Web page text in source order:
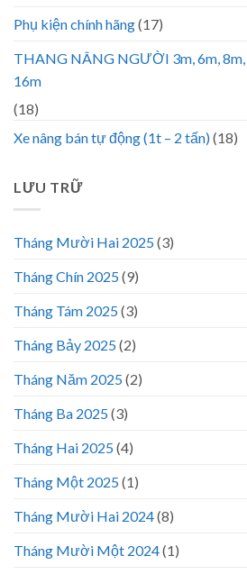
Phụ kiện chính hãng(17)
THANG NÂNG NGƯỜI 3m, 6m, 8m,
16m
(18)
Xe nâng bán tự động (1t – 2 tấn)(18)
LƯU TRỮ
Tháng Mười Hai 2025(3)
Tháng Chín 2025(9)
Tháng Tám 2025(3)
Tháng Bảy 2025(2)
Tháng Năm 2025(2)
Tháng Ba 2025(3)
Tháng Hai 2025(4)
Tháng Một 2025(1)
Tháng Mười Hai 2024(8)
Tháng Mười Một 2024(1)